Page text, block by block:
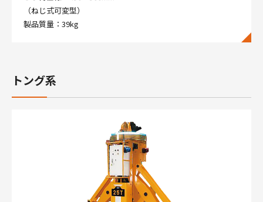
（ねじ式可変型）
製品質量：39kg
トング系